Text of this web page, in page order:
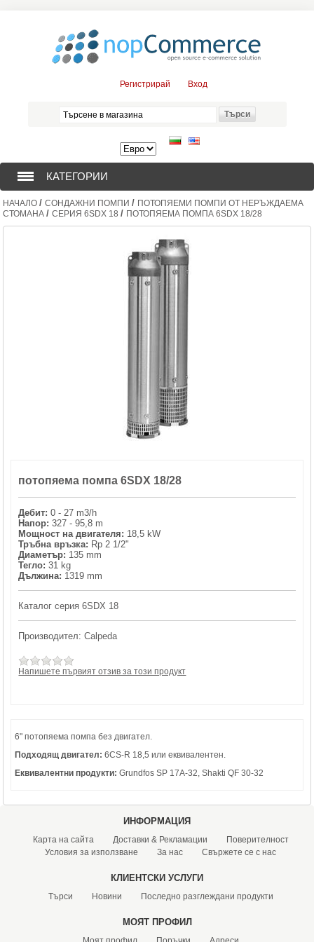
Регистрирай Вход
КАТЕГОРИИ
СОНДАЖНИ ПОМПИ (376)
ПОТОПЯЕМИ ДВИГАТЕЛИ (57)
STAINLESS STELL PIPES AND PRESS FITTINGS (2)
КОМПОНЕНТИ ЗА ОМЕКОТИТЕЛНИ СИСТЕМИ (6)
НАЧАЛО / СОНДАЖНИ ПОМПИ / ПОТОПЯЕМИ ПОМПИ ОТ НЕРЪЖДАЕМА
СТОМАНА / СЕРИЯ 6SDX 18 / ПОТОПЯЕМА ПОМПА 6SDX 18/28
потопяема помпа 6SDX 18/28
Дебит: 0 - 27 m3/h
Напор: 327 - 95,8 m
Мощност на двигателя: 18,5 kW
Тръбна връзка: Rp 2 1/2"
Диаметър: 135 mm
Тегло: 31 kg
Дължина: 1319 mm
Каталог серия 6SDX 18
Производител: Calpeda
Напишете първият отзив за този продукт
6" потопяема помпа без двигател.
Подходящ двигател: 6CS-R 18,5 или еквивалентен.
Еквивалентни продукти: Grundfos SP 17A-32, Shakti QF 30-32
ИНФОРМАЦИЯ
Карта на сайта Доставки & Рекламации
Поверителност
Условия за използване
За нас Свържете се с нас
КЛИЕНТСКИ УСЛУГИ
Търси Новини Последно разглеждани продукти
МОЯТ ПРОФИЛ